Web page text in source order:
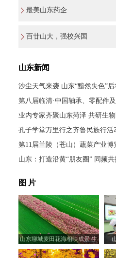
最美山东药企
百廿山大，强校兴国
山东新闻
沙尘天气来袭 山东“黯然失色”
业内专家齐聚山东菏泽 共研生
孔子学堂万里行之齐鲁民族行活
第11届兰陵（苍山）蔬菜产业博
山东：打造沿黄“朋友圈” 同频
图 片
山东聊城麦田花海相映成景 生
机盎然“颜值”出圈